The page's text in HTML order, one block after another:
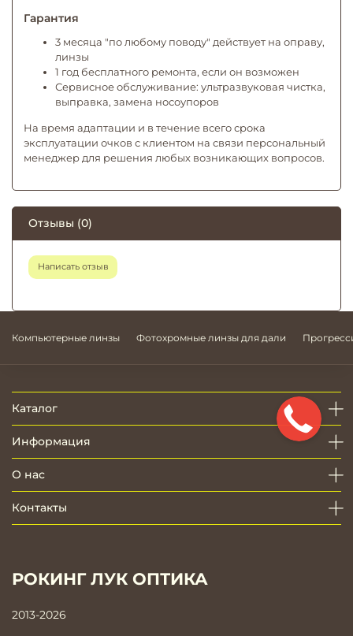
Гарантия
3 месяца "по любому поводу" действует на оправу,
линзы
1 год бесплатного ремонта, если он возможен
Сервисное обслуживание: ультразвуковая чистка,
выправка, замена носоупоров
На время адаптации и в течение всего срока
эксплуатации очков с клиентом на связи персональный
менеджер для решения любых возникающих вопросов.
Отзывы (0)
Написать отзыв
Компьютерные линзы Фотохромные линзы для дали
Каталог
Информация
О нас
Контакты
РОКИНГ ЛУК ОПТИКА
2013-2026